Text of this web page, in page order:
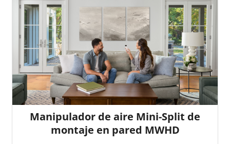
Manipulador de aire Mini-Split de
montaje en pared MWHD